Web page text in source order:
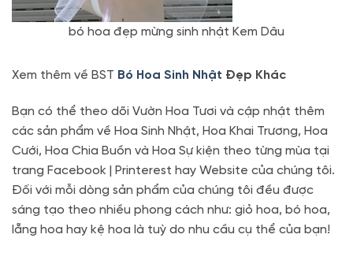
bó hoa đẹp mừng sinh nhật Kem Dâu
Xem thêm về BST Bó Hoa Sinh Nhật Đẹp Khác
Bạn có thể theo dõi Vườn Hoa Tươi và cập nhật thêm
các sản phẩm về Hoa Sinh Nhật, Hoa Khai Trương, Hoa
Cưới, Hoa Chia Buồn và Hoa Sự kiện theo từng mùa tại
trang Facebook | Printerest hay Website của chúng tôi.
Đối với mỗi dòng sản phẩm của chúng tôi đều được
sáng tạo theo nhiều phong cách như: giỏ hoa, bó hoa,
lẵng hoa hay kệ hoa là tuỳ do nhu cầu cụ thể của bạn!